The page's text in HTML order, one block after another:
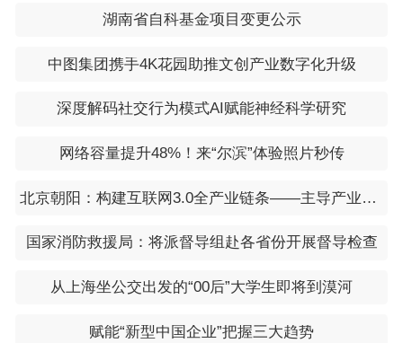
湖南省自科基金项目变更公示
中图集团携手4K花园助推文创产业数字化升级
深度解码社交行为模式AI赋能神经科学研究
网络容量提升48%！来“尔滨”体验照片秒传
北京朝阳：构建互联网3.0全产业链条——主导产业集群效应初形成
国家消防救援局：将派督导组赴各省份开展督导检查
从上海坐公交出发的“00后”大学生即将到漠河
赋能“新型中国企业”把握三大趋势